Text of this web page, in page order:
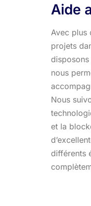
Aide
Avec plus
projets
disposons
nous
Nous
et la
différents